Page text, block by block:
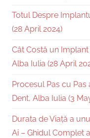
Totul Despre
(28 April 2024)
Cât Costă un Implant
Alba Iulia (28 April
Procesul Pas cu Pas
Dent, Alba Iulia (3
Durata de Viață a
Ai – Ghidul Complet